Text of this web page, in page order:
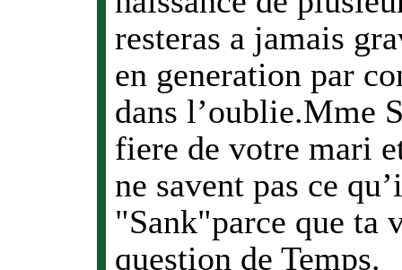
resteras a jamais
en generation par
dans l’oublie.Mme
fiere de votre mari
ne savent pas ce
"Sank"parce que ta
question de Temps.